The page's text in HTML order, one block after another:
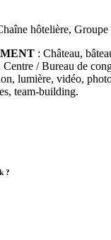
hôtelière,
: Château,
/ Bureau de
lumière, vidéo,
team-building.
?